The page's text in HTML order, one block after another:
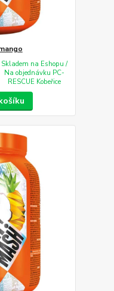
Skladem na Eshopu /
Na objednávku PC-
RESCUE Kobeřice